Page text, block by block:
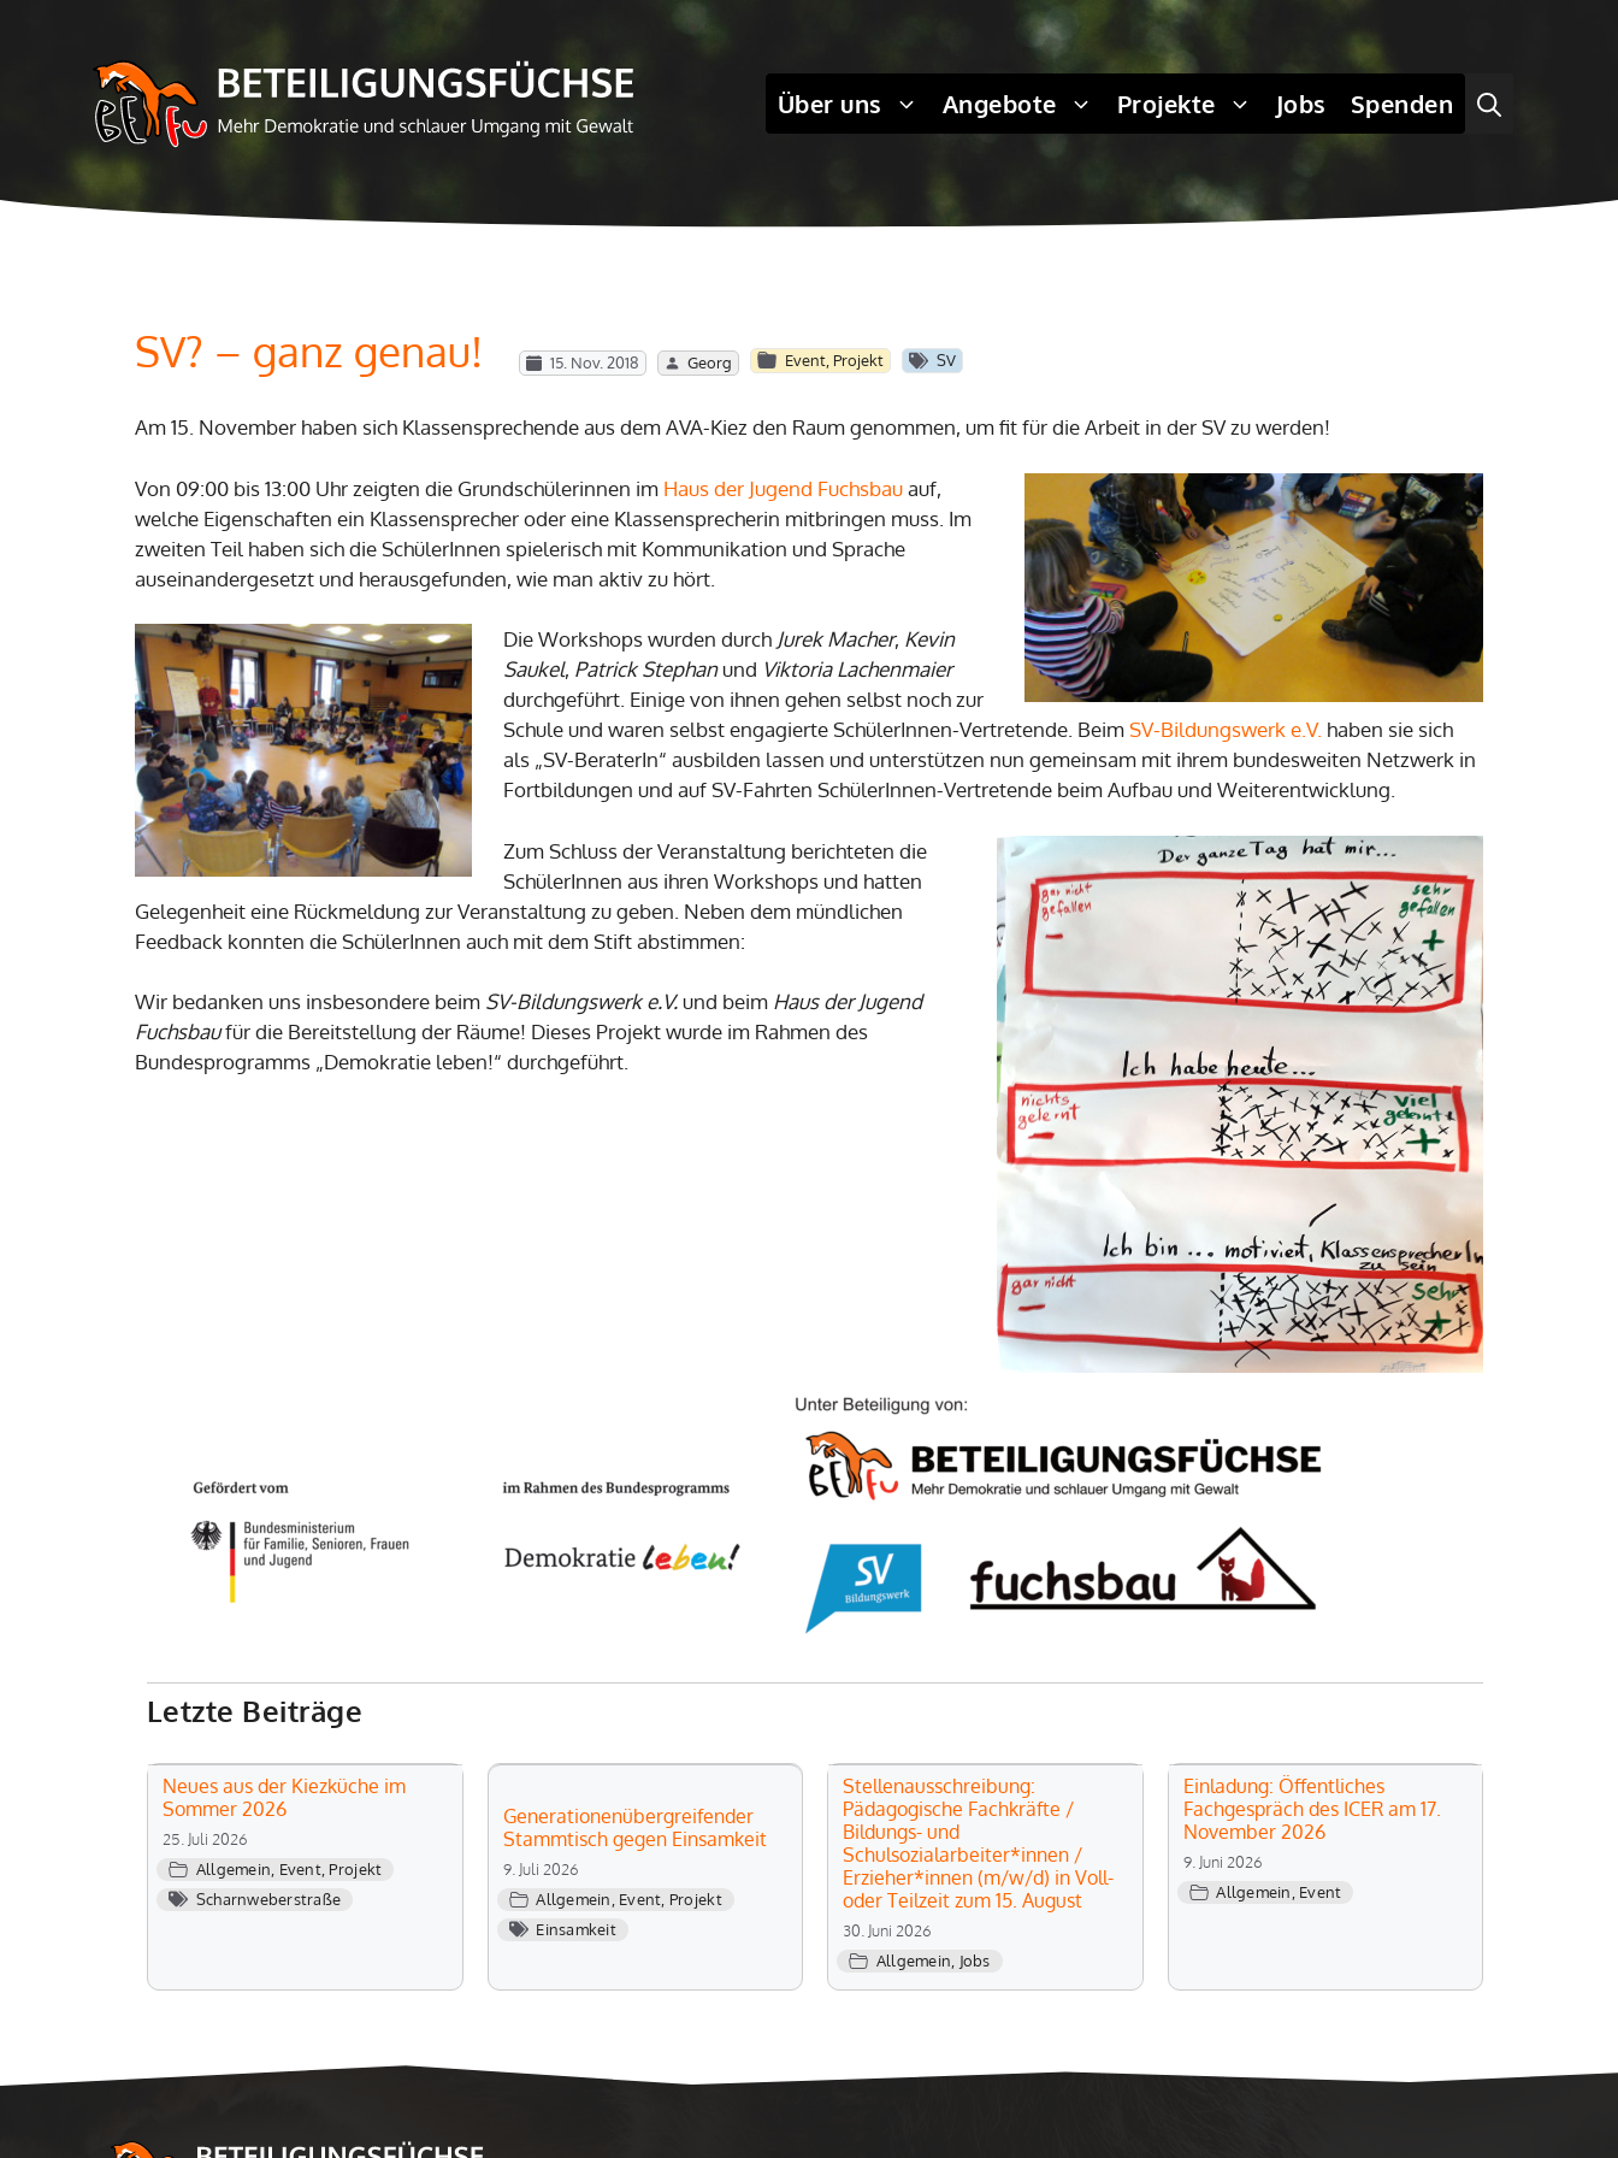
Über uns Angebote Projekte Jobs Spenden
SV? – ganz genau! 15. Nov. 2018 Georg Event, Projekt SV
Am 15. November haben sich Klassensprechende aus dem AVA-Kiez den Raum genommen, um fit für die Arbeit in der SV zu werden!
Von 09:00 bis 13:00 Uhr zeigten die Grundschülerinnen im Haus der Jugend Fuchsbauauf,
welche Eigenschaften ein Klassensprecher oder eine Klassensprecherin mitbringen muss. Im
zweiten Teil haben sich die SchülerInnen spielerisch mit Kommunikation und Sprache
auseinandergesetzt und herausgefunden, wie man aktiv zu hört.
Die Workshops wurden durch Jurek Macher, Kevin
Saukel, Patrick Stephanund Viktoria Lachenmaier
durchgeführt. Einige von ihnen gehen selbst noch zur
Schule und waren selbst engagierte SchülerInnen-Vertretende. BeimSV-Bildungswerk e.V. haben sie sich
als „SV-BeraterIn“ ausbilden lassen und unterstützen nun gemeinsam mit ihrem bundesweiten Netzwerk in
Fortbildungen und auf SV-Fahrten SchülerInnen-Vertretende beim Aufbau und Weiterentwicklung.
Zum Schluss der Veranstaltung berichteten die
SchülerInnen aus ihren Workshops und hatten
Gelegenheit eine Rückmeldung zur Veranstaltung zu geben. Neben dem mündlichen
Feedback konnten die SchülerInnen auch mit dem Stift abstimmen:
Wir bedanken uns insbesondere beim SV-Bildungswerk e.V.und beim Haus der Jugend
Fuchsbaufür die Bereitstellung der Räume! Dieses Projekt wurde im Rahmen des
Bundesprogramms „Demokratie leben!“ durchgeführt.
Letzte Beiträge
Neues aus der Kiezküche im
Sommer 2026
25. Juli 2026
Allgemein Event, Projekt
Scharnweberstraße
Generationenübergreifender
Stammtisch gegen Einsamkeit
9. Juli 2026
Allgemein Event Projekt
Einsamkeit
Stellenausschreibung:
Pädagogische Fachkräfte /
Bildungs- und
Schulsozialarbeiter*innen /
Erzieher*innen (m/w/d) in Voll-
oder Teilzeit zum 15. August
30. Juni 2026
Allgemein Jobs
Einladung: Öffentliches
Fachgespräch des ICER am 17.
November 2026
9. Juni 2026
Allgemein Event